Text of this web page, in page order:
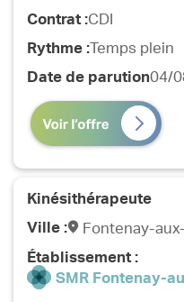
Contrat :CDI
Rythme :Temps plein
Date de parution04/
Kinésithérapeute
Ville :
Fontenay-
Établissement :
SMR Fontenay-